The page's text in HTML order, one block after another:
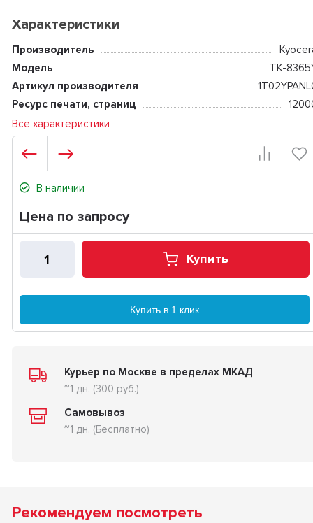
Характеристики
Производитель
Модель
TK-
Артикул производителя
Ресурс печати, страниц
Все характеристики
В наличии
Цена по запросу
Купить
Купить в 1 клик
Курьер по Москве в пределах МКАД
~1 дн. (300 руб.)
Самовывоз
~1 дн. (Бесплатно)
Рекомендуем посмотреть